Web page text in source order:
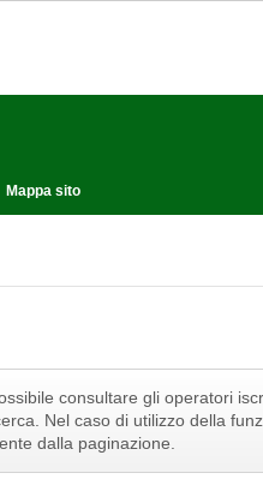
Mappa sito
consultare gli operatori
Nel caso di utilizzo della
dalla paginazione.